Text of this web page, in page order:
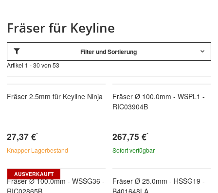
Fräser für Keyline
Filter und Sortierung
Artikel 1 - 30 von 53
Fräser 2.5mm für Keyline Ninja
27,37 €*
Knapper Lagerbestand
Fräser Ø 100.0mm - WSPL1 -
RIC03904B
267,75 €*
Sofort verfügbar
AUSVERKAUFT
Fräser Ø 100.0mm - WSSG36 -
RIC02865B
Fräser Ø 25.0mm - HSSG19 -
B401648LA